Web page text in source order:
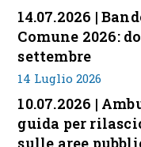
14.07.2026 |
Comune 2026:
settembre
14 Luglio 2026
10.07.2026 |
guida per
sulle aree